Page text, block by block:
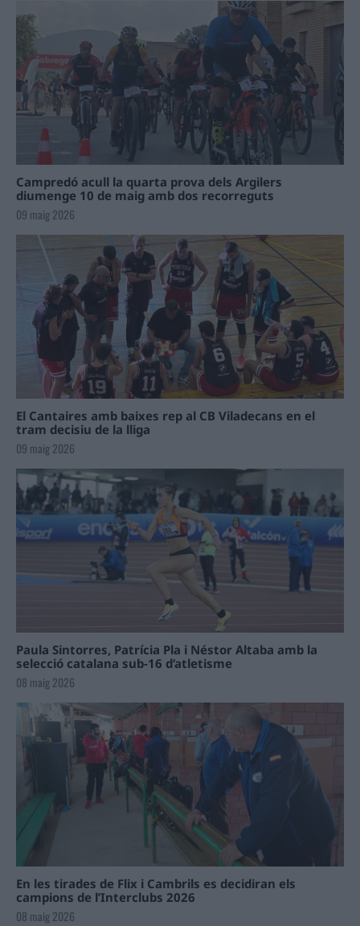
Campredó acull la quarta prova dels Argilers
diumenge 10 de maig amb dos recorreguts
09 maig 2026
El Cantaires amb baixes rep al CB Viladecans en el
tram decisiu de la lliga
09 maig 2026
Paula Sintorres, Patrícia Pla i Néstor Altaba amb la
selecció catalana sub-16 d’atletisme
08 maig 2026
En les tirades de Flix i Cambrils es decidiran els
campions de l’Interclubs 2026
08 maig 2026